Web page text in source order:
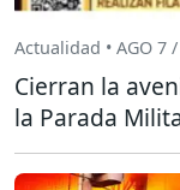
Actualidad • AGO 7
Cierran la
la Parada